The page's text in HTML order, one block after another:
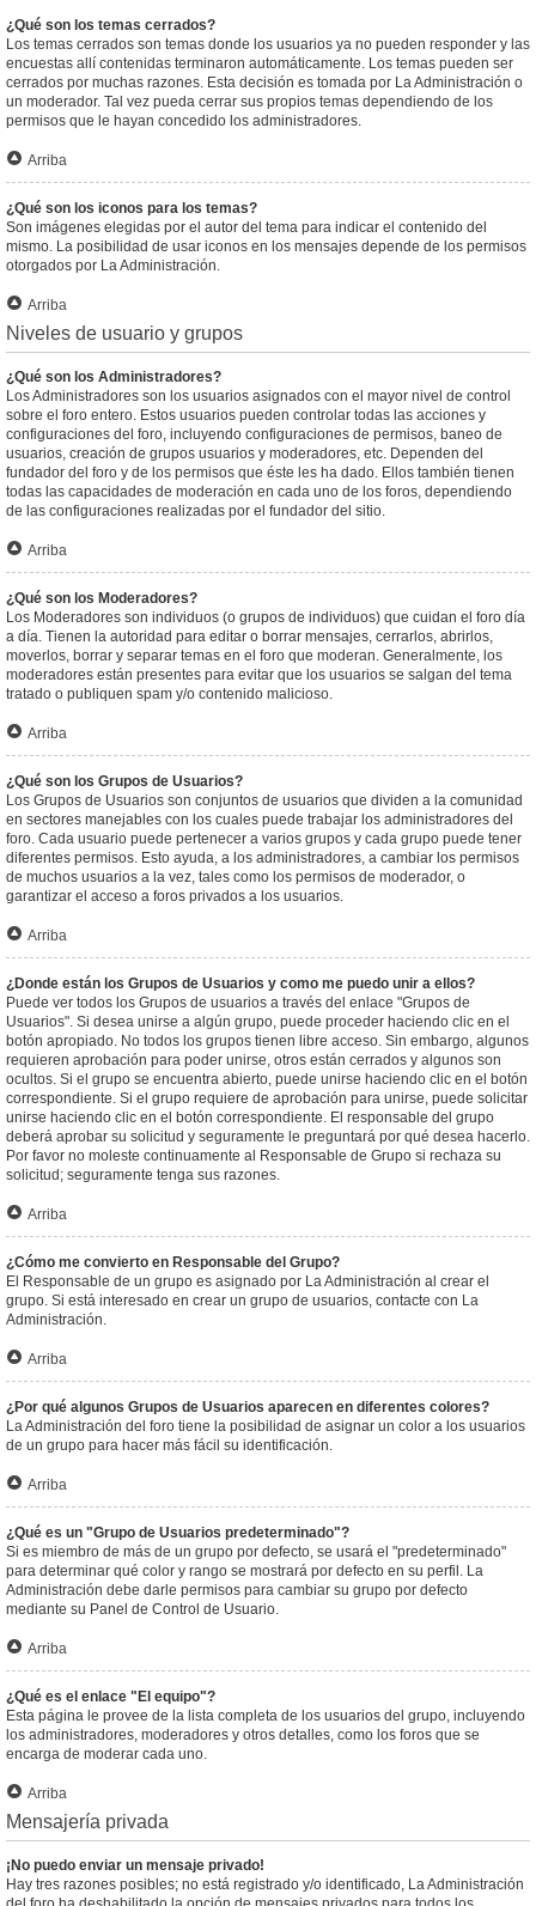
¿Qué son los temas cerrados?
Los temas cerrados son temas donde los usuarios ya no pueden responder y las
encuestas allí contenidas terminaron automáticamente. Los temas pueden ser
cerrados por muchas razones. Esta decisión es tomada por La Administración o
un moderador. Tal vez pueda cerrar sus propios temas dependiendo de los
permisos que le hayan concedido los administradores.
Arriba
¿Qué son los iconos para los temas?
Son imágenes elegidas por el autor del tema para indicar el contenido del
mismo. La posibilidad de usar iconos en los mensajes depende de los permisos
otorgados por La Administración.
Arriba
Niveles de usuario y grupos
¿Qué son los Administradores?
Los Administradores son los usuarios asignados con el mayor nivel de control
sobre el foro entero. Estos usuarios pueden controlar todas las acciones y
configuraciones del foro, incluyendo configuraciones de permisos, baneo de
usuarios, creación de grupos usuarios y moderadores, etc. Dependen del
fundador del foro y de los permisos que éste les ha dado. Ellos también tienen
todas las capacidades de moderación en cada uno de los foros, dependiendo
de las configuraciones realizadas por el fundador del sitio.
Arriba
¿Qué son los Moderadores?
Los Moderadores son individuos (o grupos de individuos) que cuidan el foro día
a día. Tienen la autoridad para editar o borrar mensajes, cerrarlos, abrirlos,
moverlos, borrar y separar temas en el foro que moderan. Generalmente, los
moderadores están presentes para evitar que los usuarios se salgan del tema
tratado o publiquen spam y/o contenido malicioso.
Arriba
¿Qué son los Grupos de Usuarios?
Los Grupos de Usuarios son conjuntos de usuarios que dividen a la comunidad
en sectores manejables con los cuales puede trabajar los administradores del
foro. Cada usuario puede pertenecer a varios grupos y cada grupo puede tener
diferentes permisos. Esto ayuda, a los administradores, a cambiar los permisos
de muchos usuarios a la vez, tales como los permisos de moderador, o
garantizar el acceso a foros privados a los usuarios.
Arriba
¿Donde están los Grupos de Usuarios y como me puedo unir a ellos?
Puede ver todos los Grupos de usuarios a través del enlace "Grupos de
Usuarios". Si desea unirse a algún grupo, puede proceder haciendo clic en el
botón apropiado. No todos los grupos tienen libre acceso. Sin embargo, algunos
requieren aprobación para poder unirse, otros están cerrados y algunos son
ocultos. Si el grupo se encuentra abierto, puede unirse haciendo clic en el botón
correspondiente. Si el grupo requiere de aprobación para unirse, puede solicitar
unirse haciendo clic en el botón correspondiente. El responsable del grupo
deberá aprobar su solicitud y seguramente le preguntará por qué desea hacerlo.
Por favor no moleste continuamente al Responsable de Grupo si rechaza su
solicitud; seguramente tenga sus razones.
Arriba
¿Cómo me convierto en Responsable del Grupo?
El Responsable de un grupo es asignado por La Administración al crear el
grupo. Si está interesado en crear un grupo de usuarios, contacte con La
Administración.
Arriba
¿Por qué algunos Grupos de Usuarios aparecen en diferentes colores?
La Administración del foro tiene la posibilidad de asignar un color a los usuarios
de un grupo para hacer más fácil su identificación.
Arriba
¿Qué es un "Grupo de Usuarios predeterminado"?
Si es miembro de más de un grupo por defecto, se usará el "predeterminado"
para determinar qué color y rango se mostrará por defecto en su perfil. La
Administración debe darle permisos para cambiar su grupo por defecto
mediante su Panel de Control de Usuario.
Arriba
¿Qué es el enlace "El equipo"?
Esta página le provee de la lista completa de los usuarios del grupo, incluyendo
los administradores, moderadores y otros detalles, como los foros que se
encarga de moderar cada uno.
Arriba
Mensajería privada
¡No puedo enviar un mensaje privado!
Hay tres razones posibles; no está registrado y/o identificado, La Administración